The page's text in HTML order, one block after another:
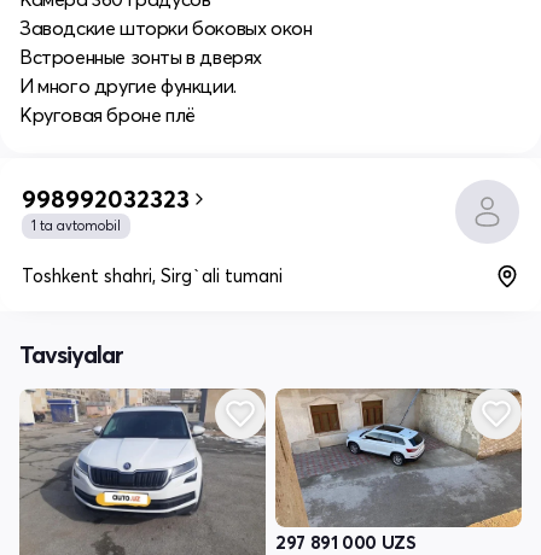
Заводские шторки боковых окон
Встроенные зонты в дверях
И много другие функции.
Круговая броне плё
998992032323
1 ta avtomobil
Toshkent shahri, Sirg`ali tumani
Tavsiyalar
297 891 000 UZS